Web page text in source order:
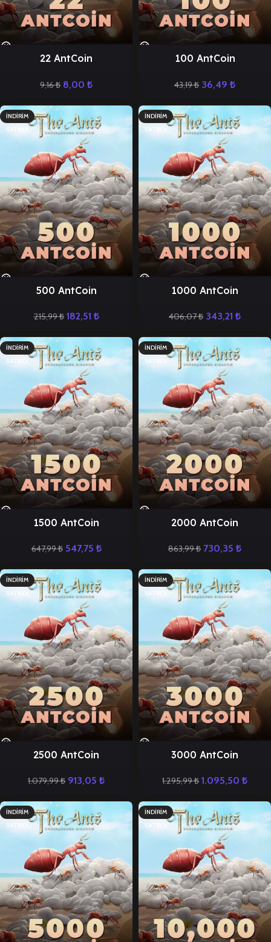
22 AntCoin
9,16₺ 8,00 ₺
100 AntCoin
43,19₺ 36,49 ₺
İNDIRIM
SATILDI
500 AntCoin
215,99₺ 182,51 ₺
İNDIRIM
SATILDI
1000 AntCoin
406,07₺ 343,21 ₺
İNDIRIM
SATILDI
1500 AntCoin
647,99₺ 547,75 ₺
İNDIRIM
SATILDI
2000 AntCoin
863,99₺ 730,35 ₺
İNDIRIM
SATILDI
2500 AntCoin
1.079,99₺ 913,05 ₺
İNDIRIM
SATILDI
3000 AntCoin
1.295,99₺ 1.095,50 ₺
İNDIRIM
SATILDI
İNDIRIM
SATILDI